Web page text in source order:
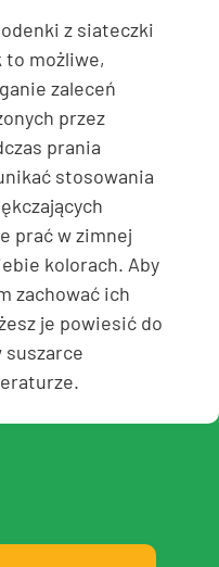
z siateczki
to możliwe,
zaleceń
przez
prania
stosowania
prać w zimnej
kolorach. Aby
zachować ich
je powiesić do
suszarce